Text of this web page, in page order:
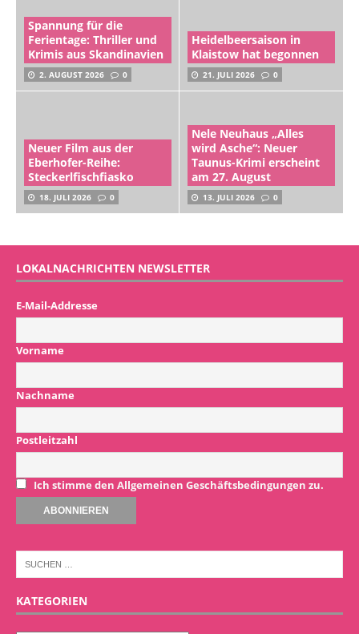
Spannung für die
Ferientage: Thriller und
Krimis aus Skandinavien
2. AUGUST 2026 0
Heidelbeersaison in
Klaistow hat begonnen
21. JULI 2026 0
Neuer Film aus der
Eberhofer-Reihe:
Steckerlfischfiasko
18. JULI 2026 0
Nele Neuhaus „Alles
wird Asche“: Neuer
Taunus-Krimi erscheint
am 27. August
13. JULI 2026 0
LOKALNACHRICHTEN NEWSLETTER
E-Mail-Addresse
Vorname
Nachname
Postleitzahl
Ich stimme den Allgemeinen Geschäftsbedingungen zu.
KATEGORIEN